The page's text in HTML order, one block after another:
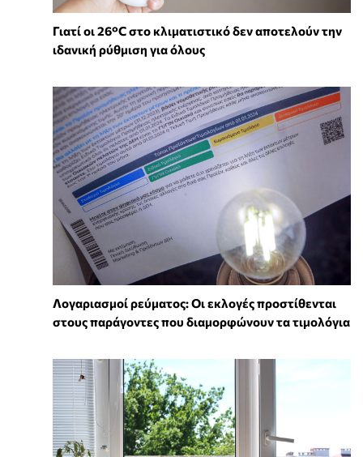
Γιατί οι 26°C στο κλιματιστικό δεν αποτελούν την
ιδανική ρύθμιση για όλους
Λογαριασμοί ρεύματος: Οι εκλογές προστίθενται
στους παράγοντες που διαμορφώνουν τα τιμολόγια